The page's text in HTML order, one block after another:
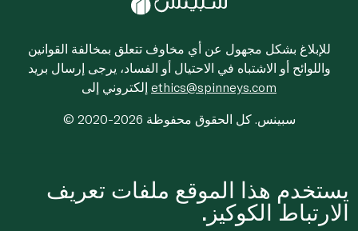
للإبلاغ بشكل مجهول عن أي مخاوف تتعلق بمخالفة القوانين
واللوائح أو الاشتباه في الاحتيال أو الفساد، يرجى إرسال بريد
ethics@spinneys.com
© 2020-2026 سبينس. كل الحقوق محفوظة
يستخدم هذا الموقع ملفات تعريف
الارتباط الكوكيز.